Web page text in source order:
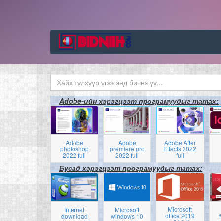
Adobe-ийн хэрэгцээт програмуудыг татах:
Adobe
photoshop
2022 full
Adobe
premiere pro
2022 full
Adobe After
Effects 2022
full
Бусад хэрэгцээт програмуудыг татах:
Internet
download
Microsoft
windows 10
Microsoft
office 2019